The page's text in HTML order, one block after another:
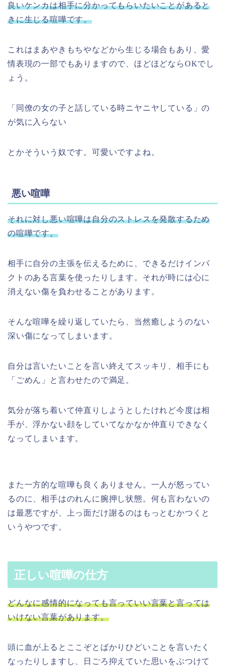
良いケンカは相手に分かってもらいたいことがあると
きに生じる喧嘩です。
これはまあやきもちやなどから生じる場合もあり、愛
情表現の一部でもありますので、ほどほどならOKでし
ょう。
「同僚の女の子と話している時ニヤニヤしている」の
が気に入らない
とかそういう奴です。可愛いですよね。
悪い喧嘩
それに対し悪い喧嘩は自分のストレスを発散するため
の喧嘩です。
相手に自分の主張を伝えるために、できるだけインパ
クトのある言葉を使ったりします。それが時には心に
消えない傷を負わせることがあります。
そんな喧嘩を繰り返していたら、当然癒しようのない
深い傷になってしまいます。
自分は言いたいことを言い終えてスッキリ、相手にも
「ごめん」と言わせたので満足。
気分が落ち着いて仲直りしようとしたけれど今度は相
手が、浮かない顔をしていてなかなか仲直りできなく
なってしまいます。
また一方的な喧嘩も良くありません。一人が怒ってい
るのに、相手はのれんに腕押し状態。何も言わないの
は最悪ですが、上っ面だけ謝るのはもっとむかつくと
いうやつです。
正しい喧嘩の仕方
どんなに感情的になっても言っていい言葉と言っては
いけない言葉があります。
頭に血が上るとここぞとばかりひどいことを言いたく
なったりしますし、日ごろ抑えていた思いをぶつけて